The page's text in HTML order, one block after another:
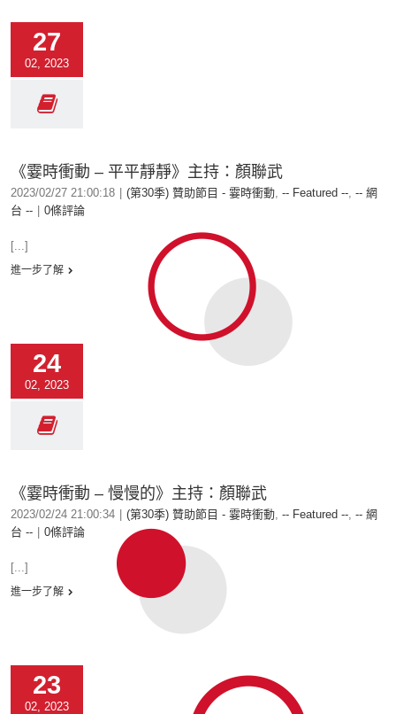
27
02, 2023
《霎時衝動 – 平平靜靜》主持：顏聯武
2023/02/27 21:00:18 (第30季) 贊助節目 - 霎時衝動, -- Featured --, -- 網
台 --
0條評論
[...]
進一步了解
24
02, 2023
《霎時衝動 – 慢慢的》主持：顏聯武
2023/02/24 21:00:34 (第30季) 贊助節目 - 霎時衝動, -- Featured --, -- 網
台 --
0條評論
[...]
進一步了解
23
02, 2023